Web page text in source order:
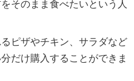
そのまま食べたいという人
ピザやチキン、サラダなど
だけ購入することができま